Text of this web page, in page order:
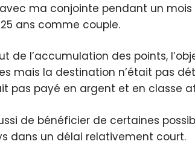
ma conjointe pendant un
ans comme couple.
de l’accumulation des points,
mais la destination n’était pas
pas payé en argent et en classe
de bénéficier de certaines
dans un délai relativement court.